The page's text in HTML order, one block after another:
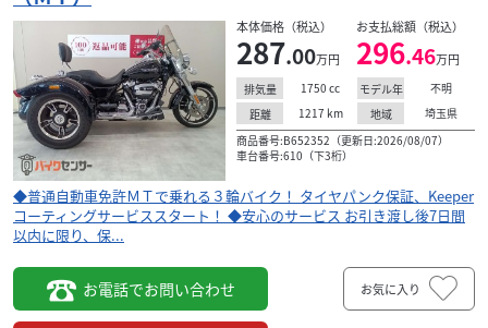
ンク保証、Keeperコーティングサービススタート！ ◆
安心のサービス お引き渡し後7日間以内に限り、保...
本体価格（税込）
287.00万円
お支払総額（税込）
296.46万円
排気量 1750 cc モデル年
不明
距離
1217 km 地域
埼玉県
商品番号:B652352（更新日:2026/08/07）
車台番号:610（下3桁）
◆普通自動車免許ＭＴで乗れる３輪バイク！ タイヤパンク保証、Keeper
コーティングサービススタート！ ◆安心のサービス お引き渡し後7日間
以内に限り、保...
お電話でお問い合わせ お気に入り